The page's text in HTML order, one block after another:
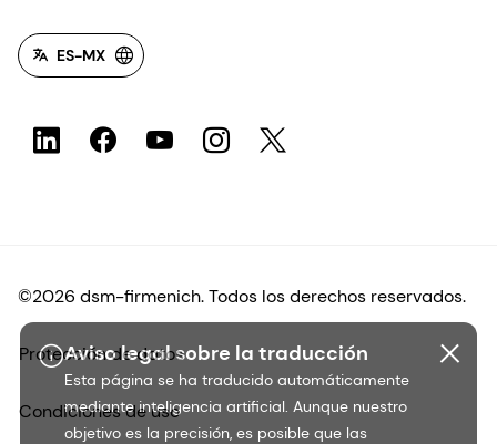
Aviso legal sobre la traducción
Esta página se ha traducido automáticamente
mediante inteligencia artificial. Aunque nuestro
objetivo es la precisión, es posible que las
ES-MX
©2026 dsm-firmenich. Todos los derechos reservados.
Protección de datos
Condiciones de uso